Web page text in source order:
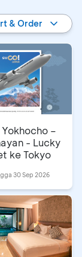
& Order
–
- Lucky
ke Tokyo
30 Sep 2026